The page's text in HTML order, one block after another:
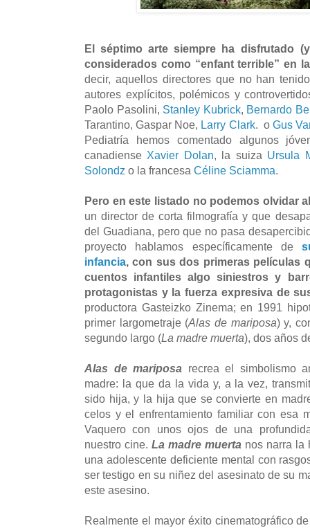
El séptimo arte siempre ha disfrutado
considerados como “enfant terrible” en
decir, aquellos directores que no han
autores explícitos, polémicos y
Paolo Pasolini, Stanley Kubrick, Bernardo
Tarantino, Gaspar Noe, Larry Clark. oGus
Pediatría hemos comentado algunos
canadiense Xavier Dolan, la suiza Ursula
Solondz o la francesa Céline Sciamma.
Pero en este listado no podemos olvidar
un director de corta filmografía y que
del Guadiana, pero que no pasa
proyecto hablamos específicamente de
infancia, con sus dos primeras películas
cuentos infantiles algo siniestros y
protagonistas y la fuerza expresiva de
productora Gasteizko Zinema; en 1991
primer largometraje (Alas de mariposa) y,
segundo largo (La madre muerta), dos años
Alas de mariposa recrea el simbolismo
madre: la que da la vida y, a la vez,
sido hija, y la hija que se convierte en
celos y el enfrentamiento familiar con esa
Vaquero con unos ojos de una
nuestro cine. La madre muerta nos narra la
una adolescente deficiente mental con
ser testigo en su niñez del asesinato de su
este asesino.
Realmente el mayor éxito cinematográfico